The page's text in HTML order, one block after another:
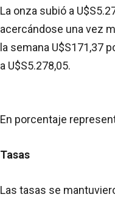
La onza subió a
acercándose una vez
la semana U$S171,37
a U$S5.278,05.
En porcentaje
Tasas
Las tasas se